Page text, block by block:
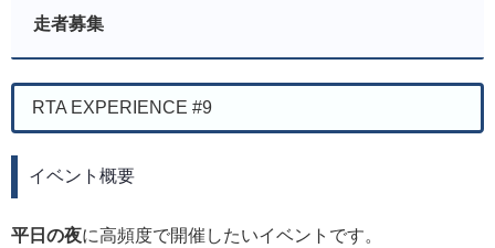
走者募集
RTA EXPERIENCE #9
イベント概要
平日の夜に高頻度で開催したいイベントです。